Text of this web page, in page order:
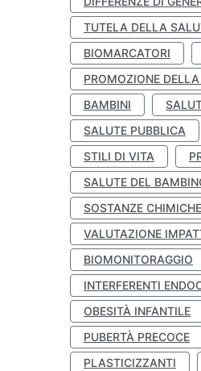
TUTELA DELLA
BIOMARCATORI
PROMOZIONE
BAMBINI
SALUTE PUBBLICA
STILI DI VITA
SALUTE DEL
SOSTANZE CHIMICHE
VALUTAZIONE
BIOMONITORAGGIO
INTERFERENTI
OBESITÀ INFANTILE
PUBERTÀ PRECOCE
PLASTICIZZANTI